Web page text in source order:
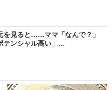
を見ると……ママ「なんで？」
ンシャル高い」...